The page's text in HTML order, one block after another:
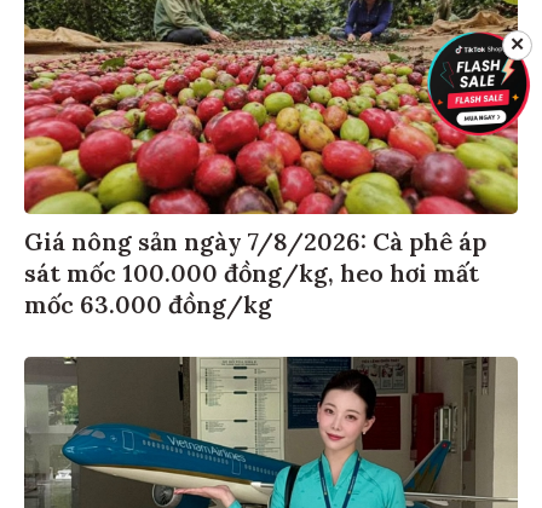
Giá nông sản ngày 7/8/2026: Cà phê áp
sát mốc 100.000 đồng/kg, heo hơi mất
mốc 63.000 đồng/kg
✕